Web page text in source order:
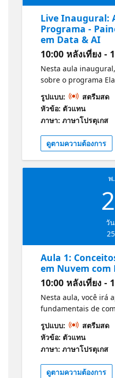
Live Inaugural:
Programa -
em Data & AI
10:00 หลังเที่ยง -
Nesta aula
sobre o programa
objetivos e a
teremos um painel
AI, onde
experiências e dicas
carreira nessa área.
inspirada e motivada
jornada em IA!
Estudos para o
รูปแบบ:
สตรีมสด
หัวข้อ: ตัวแทน
ภาษา: ภาษาโปรตุเกส
ดูตามความต้องการ
พ
วั
Aula 1:
em Nuvem
10:00 หลังเที่ยง -
Nesta aula, você irá
fundamentais de
com foco na
Vamos abordar
nuvem, modelos de
benefícios da
empresas. Você
รูปแบบ:
สตรีมสด
หัวข้อ: ตัวแทน
ภาษา: ภาษาโปรตุเกส
ดูตามความต้องการ